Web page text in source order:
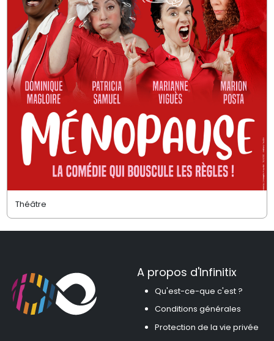
Théâtre
A propos d'Infinitix
Qu'est-ce-que c'est ?
Conditions générales
Protection de la vie privée